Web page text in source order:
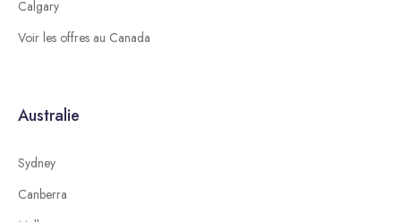
Calgary
Voir les offres au Canada
Australie
Sydney
Canberra